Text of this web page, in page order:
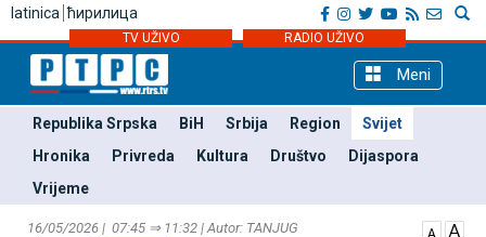
latinica ћирилица
TV UŽIVO RADIO UŽIVO
Meni
Republika Srpska BiH Srbija Region
Svijet
Hronika
Privreda Kultura Društvo
Dijaspora
Vrijeme
16/05/2026 | 07:45 ⇒ 11:32 | Autor: TANЈUG